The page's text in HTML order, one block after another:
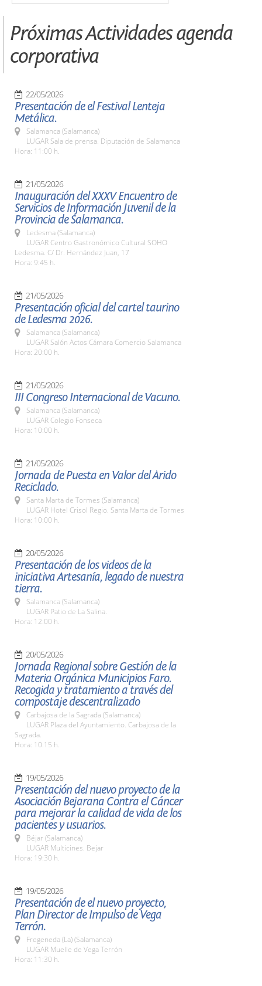
Próximas Actividades agenda
corporativa
22/05/2026
Presentación de el Festival Lenteja
Metálica.
Salamanca (Salamanca)
LUGAR Sala de prensa. Diputación de Salamanca
Hora: 11:00 h.
21/05/2026
Inauguración del XXXV Encuentro de
Servicios de Información Juvenil de la
Provincia de Salamanca.
Ledesma (Salamanca)
LUGAR Centro Gastronómico Cultural SOHO
Ledesma. C/ Dr. Hernández Juan, 17
Hora: 9:45 h.
21/05/2026
Presentación oficial del cartel taurino
de Ledesma 2026.
Salamanca (Salamanca)
LUGAR Salón Actos Cámara Comercio Salamanca
Hora: 20:00 h.
21/05/2026
III Congreso Internacional de Vacuno.
Salamanca (Salamanca)
LUGAR Colegio Fonseca
Hora: 10:00 h.
21/05/2026
Jornada de Puesta en Valor del Árido
Reciclado.
Santa Marta de Tormes (Salamanca)
LUGAR Hotel Crisol Regio. Santa Marta de Tormes
Hora: 10:00 h.
20/05/2026
Presentación de los videos de la
iniciativa Artesanía, legado de nuestra
tierra.
Salamanca (Salamanca)
LUGAR Patio de La Salina.
Hora: 12:00 h.
20/05/2026
Jornada Regional sobre Gestión de la
Materia Orgánica Municipios Faro.
Recogida y tratamiento a través del
compostaje descentralizado
Carbajosa de la Sagrada (Salamanca)
LUGAR Plaza del Ayuntamiento. Carbajosa de la
Sagrada.
Hora: 10:15 h.
19/05/2026
Presentación del nuevo proyecto de la
Asociación Bejarana Contra el Cáncer
para mejorar la calidad de vida de los
pacientes y usuarios.
Béjar (Salamanca)
LUGAR Multicines. Bejar
Hora: 19:30 h.
19/05/2026
Presentación de el nuevo proyecto,
Plan Director de Impulso de Vega
Terrón.
Fregeneda (La) (Salamanca)
LUGAR Muelle de Vega Terrón
Hora: 11:30 h.